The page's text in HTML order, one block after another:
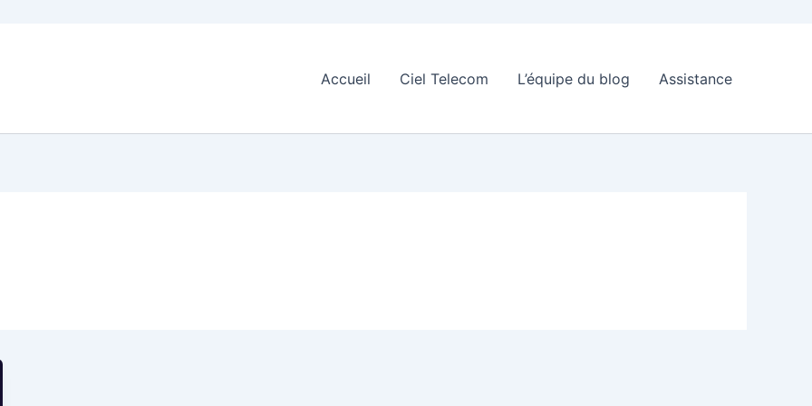
Accueil Ciel Telecom L’équipe du blog Assistance